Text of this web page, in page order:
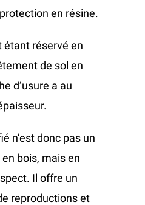
en résine.
étant réservé en
de sol en
d’usure a au
n’est donc pas un
bois, mais en
Il offre un
reproductions et